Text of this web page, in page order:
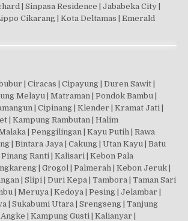
| Sinpasa Residence | Jababeka City |
Cikarang | Kota Deltamas | Emerald
| Ciracas | Cipayung | Duren Sawit |
Melayu | Matraman | Pondok Bambu |
| Cipinang | Klender | Kramat Jati |
| Kampung Rambutan | Halim
| Penggilingan | Kayu Putih | Rawa
| Bintara Jaya | Cakung | Utan Kayu | Batu
Ranti | Kalisari | Kebon Pala
| Grogol | Palmerah | Kebon Jeruk |
| Slipi | Duri Kepa | Tambora | Taman Sari
| Meruya | Kedoya | Pesing | Jelambar |
| Sukabumi Utara | Srengseng | Tanjung
| Kampung Gusti | Kalianyar |